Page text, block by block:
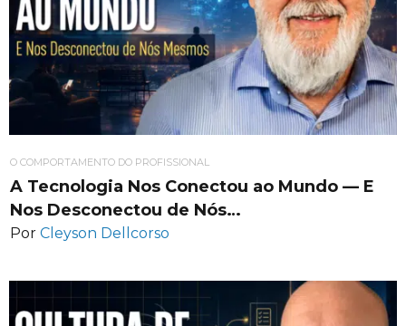
O COMPORTAMENTO DO PROFISSIONAL
A Tecnologia Nos Conectou ao Mundo — E
Nos Desconectou de Nós…
Por Cleyson Dellcorso